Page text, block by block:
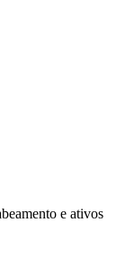
e ativos